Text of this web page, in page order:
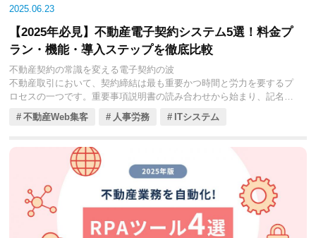
2025年現在、不動産会社向けのリーガルテックツールは多様なサービ
ます。本コラムでは、不動産会社の皆様が法務リスクを回避し、安心
してビジネスを推進するために、特に注目すべき4つのリーガルテック
用メリットを徹底的に比較解説していきます。貴社の法務体制を強化
し、トラブルを未然に防ぐための一助となれば幸いです。
2025.06.23
【2025年必見】不動産電子契約システム5選！料金プ
ラン・機能・導入ステップを徹底比較
不動産契約の常識を変える電子契約の波
不動産取引において、契約締結は最も重要かつ時間と労力を要するプ
ロセスの一つです。重要事項説明書の読み合わせから始まり、記名押
印、収入印紙の貼付、書類の郵送や保管など、アナログな手続きは多
岐にわたり、お客様と不動産会社の双方にとって大きな負担となって
（特に宅地建物取引業法の改正による押印不要化）が進んだことで、
不動産取引における「電子契約」の導入が急速に現実のものとなり、
その利便性と効率性が広く認識されるようになりました。
電子契約システムは、インターネット上で契約書を作成・締結・保管
できる革新的なツールです。これにより、契約業務にかかる時間やコ
ストを大幅に削減できるだけでなく、お客様の利便性向上、紛失リス
不動産Web集客 人事労務 ITシステム